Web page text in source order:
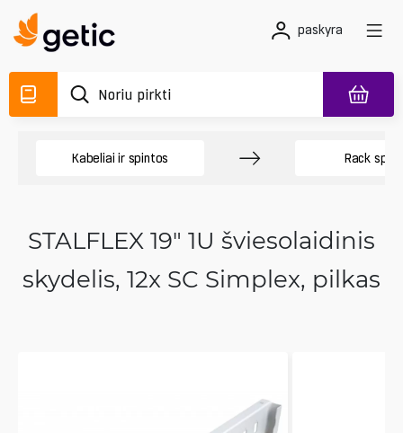
paskyra
Kabeliai ir spintos Rack
STALFLEX 19" 1U šviesolaidinis
skydelis, 12x SC Simplex, pilkas